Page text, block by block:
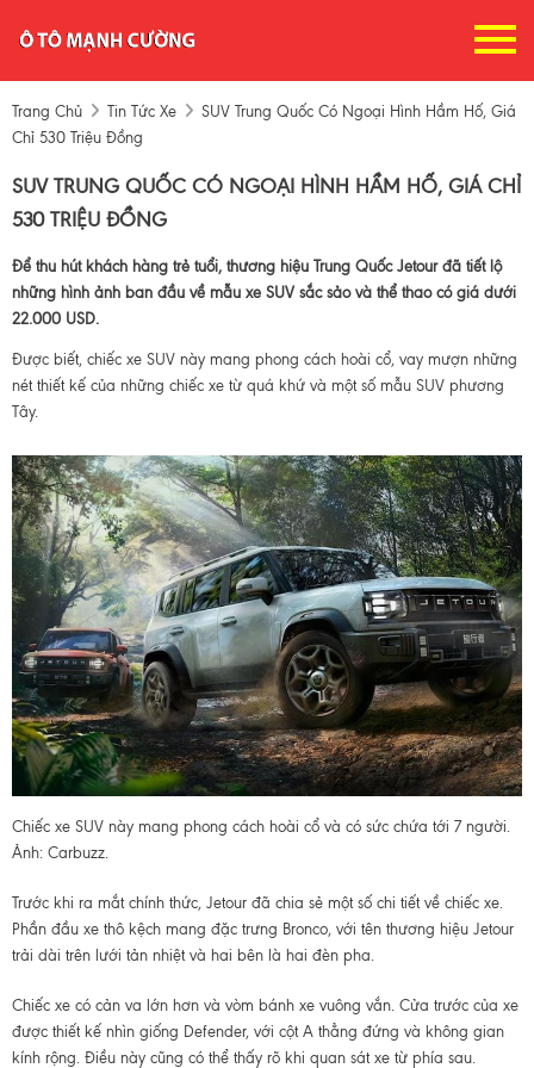
Trang Chủ Tin Tức Xe
SUV Trung Quốc Có Ngoại Hình Hầm Hố, Giá
Chỉ 530 Triệu Đồng
SUV TRUNG QUỐC CÓ NGOẠI HÌNH HẦM HỐ, GIÁ CHỈ
530 TRIỆU ĐỒNG
Để thu hút khách hàng trẻ tuổi, thương hiệu Trung Quốc Jetour đã tiết lộ
những hình ảnh ban đầu về mẫu xe SUV sắc sảo và thể thao có giá dưới
22.000 USD.
Được biết, chiếc xe SUV này mang phong cách hoài cổ, vay mượn những
nét thiết kế của những chiếc xe từ quá khứ và một số mẫu SUV phương
Tây.
Chiếc xe SUV này mang phong cách hoài cổ và có sức chứa tới 7 người.
Ảnh: Carbuzz.
Trước khi ra mắt chính thức, Jetour đã chia sẻ một số chi tiết về chiếc xe.
Phần đầu xe thô kệch mang đặc trưng Bronco, với tên thương hiệu Jetour
trải dài trên lưới tản nhiệt và hai bên là hai đèn pha.
Chiếc xe có cản va lớn hơn và vòm bánh xe vuông vắn. Cửa trước của xe
được thiết kế nhìn giống Defender, với cột A thẳng đứng và không gian
kính rộng. Điều này cũng có thể thấy rõ khi quan sát xe từ phía sau.